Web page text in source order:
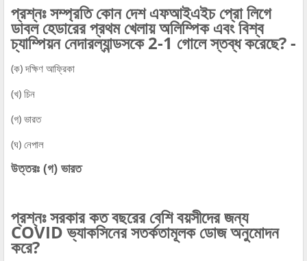
প্রশ্নঃ সম্প্রতি কোন দেশ এফআইএইচ প্রো লিগে
ডাবল হেডারের প্রথম খেলায় অলিম্পিক এবং বিশ্ব
চ্যাম্পিয়ন নেদারল্যান্ডসকে 2-1 গোলে স্তব্ধ করেছে? -
(ক) দক্ষিণ আফ্রিকা
(খ) চিন
(গ) ভারত
(ঘ) নেপাল
উত্তরঃ (গ) ভারত
প্রশ্নঃ সরকার কত বছরের বেশি বয়সীদের জন্য
COVID ভ্যাকসিনের সতর্কতামূলক ডোজ অনুমোদন
করে?